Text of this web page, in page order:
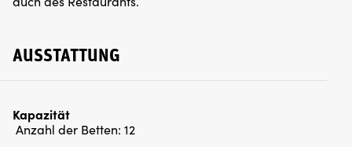
AUSSTATTUNG
Kapazität
Anzahl der Betten: 12